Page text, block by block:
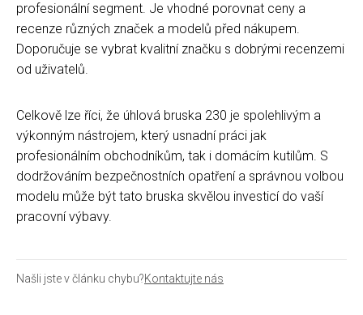
profesionální segment. Je vhodné porovnat ceny a
recenze různých značek a modelů před nákupem.
Doporučuje se vybrat kvalitní značku s dobrými recenzemi
od uživatelů.
Celkově lze říci, že úhlová bruska 230 je spolehlivým a
výkonným nástrojem, který usnadní práci jak
profesionálním obchodníkům, tak i domácím kutilům. S
dodržováním bezpečnostních opatření a správnou volbou
modelu může být tato bruska skvělou investicí do vaší
pracovní výbavy.
Našli jste v článku chybu?Kontaktujte nás